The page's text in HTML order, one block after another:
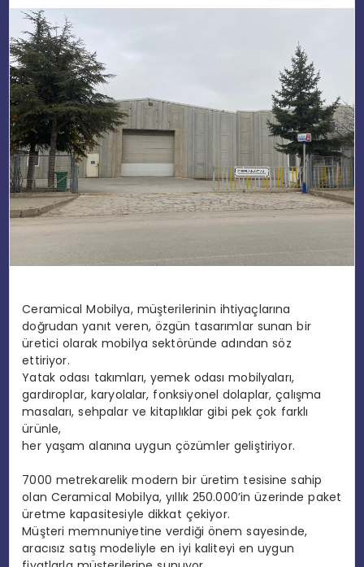
EĞITIM
MAGAZIN
SPOR
YAŞAM
Ceramical Mobilya, müşterilerinin ihtiyaçlarına
doğrudan yanıt veren, özgün tasarımlar sunan bir
üretici olarak mobilya sektöründe adından söz
ettiriyor.
Yatak odası takımları, yemek odası mobilyaları,
gardıroplar, karyolalar, fonksiyonel dolaplar, çalışma
masaları, sehpalar ve kitaplıklar gibi pek çok farklı
ürünle,
her yaşam alanına uygun çözümler geliştiriyor.
7000 metrekarelik modern bir üretim tesisine sahip
olan Ceramical Mobilya, yıllık 250.000’in üzerinde paket
üretme kapasitesiyle dikkat çekiyor.
Müşteri memnuniyetine verdiği önem sayesinde,
aracısız satış modeliyle en iyi kaliteyi en uygun